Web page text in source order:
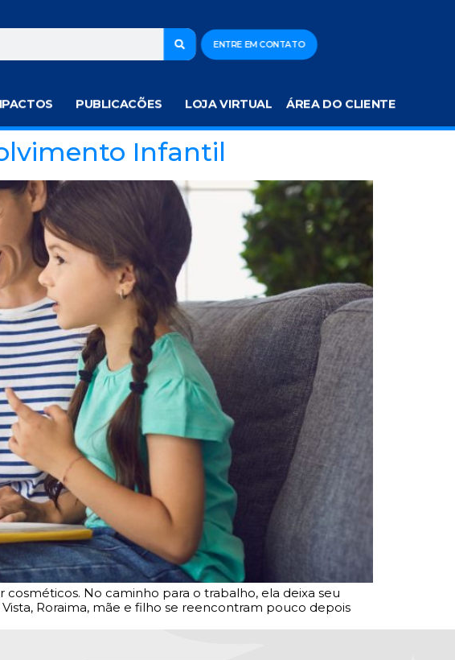
ENTRE EM CONTATO
PUBLICACÕES LOJA VIRTUAL ÁREA DO CLIENTE
Infantil
cosméticos. No caminho para o trabalho, ela deixa seu
Roraima, mãe e filho se reencontram pouco depois